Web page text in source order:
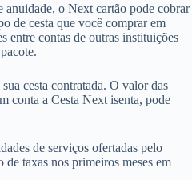
anuidade, o Next cartão pode cobrar
de cesta que você comprar em
entre contas de outras instituições
cesta contratada. O valor das
conta a Cesta Next isenta, pode
de serviços ofertadas pelo
taxas nos primeiros meses em